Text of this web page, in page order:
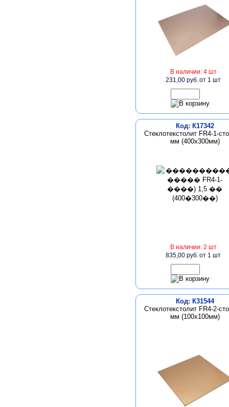
В наличии: 4 шт
231,00 руб.от 1 шт
Код: К17342
Стеклотекстолит FR4-1-
мм (400х300мм)
В наличии: 2 шт
835,00 руб.от 1 шт
Код: К31544
Стеклотекстолит FR4-2-
мм (100х100мм)